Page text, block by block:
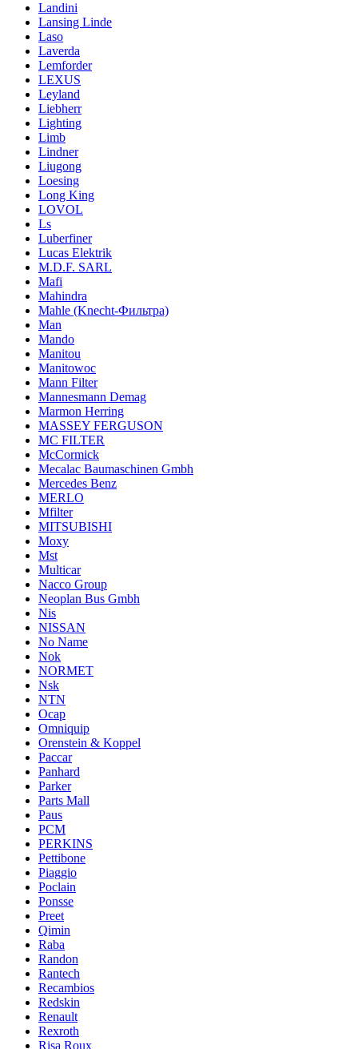
Landini
Lansing Linde
Laso
Laverda
Lemforder
LEXUS
Leyland
Liebherr
Lighting
Limb
Lindner
Liugong
Loesing
Long King
LOVOL
Ls
Luberfiner
Lucas Elektrik
M.D.F. SARL
Mafi
Mahindra
Mahle (Knecht-Фильтра)
Man
Mando
Manitou
Manitowoc
Mann Filter
Mannesmann Demag
Marmon Herring
MASSEY FERGUSON
MC FILTER
McCormick
Mecalac Baumaschinen Gmbh
Mercedes Benz
MERLO
Mfilter
MITSUBISHI
Moxy
Mst
Multicar
Nacco Group
Neoplan Bus Gmbh
Nis
NISSAN
No Name
Nok
NORMET
Nsk
NTN
Ocap
Omniquip
Orenstein & Koppel
Paccar
Panhard
Parker
Parts Mall
Paus
PCM
PERKINS
Pettibone
Piaggio
Poclain
Ponsse
Preet
Qimin
Raba
Randon
Rantech
Recambios
Redskin
Renault
Rexroth
Risa Roux